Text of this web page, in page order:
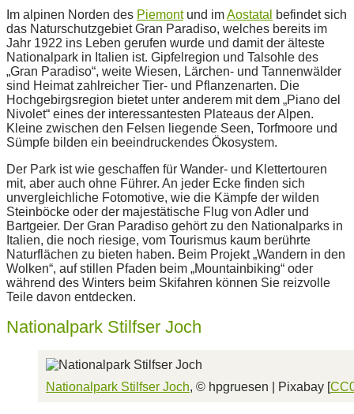
Im alpinen Norden des Piemontund imAostatal
befindet sich
das Naturschutzgebiet Gran Paradiso, welches bereits im
Jahr 1922 ins Leben gerufen wurde und damit der älteste
Nationalpark in Italien ist. Gipfelregion und Talsohle des
„Gran Paradiso“, weite Wiesen, Lärchen- und Tannenwälder
sind Heimat zahlreicher Tier- und Pflanzenarten. Die
Hochgebirgsregion bietet unter anderem mit dem „Piano del
Nivolet“ eines der interessantesten Plateaus der Alpen.
Kleine zwischen den Felsen liegende Seen, Torfmoore und
Sümpfe bilden ein beeindruckendes Ökosystem.
Der Park ist wie geschaffen für Wander- und Klettertouren
mit, aber auch ohne Führer. An jeder Ecke finden sich
unvergleichliche Fotomotive, wie die Kämpfe der wilden
Steinböcke oder der majestätische Flug von Adler und
Bartgeier. Der Gran Paradiso gehört zu den Nationalparks in
Italien, die noch riesige, vom Tourismus kaum berührte
Naturflächen zu bieten haben. Beim Projekt „Wandern in den
Wolken“, auf stillen Pfaden beim „Mountainbiking“ oder
während des Winters beim Skifahren können Sie reizvolle
Teile davon entdecken.
Nationalpark Stilfser Joch
Nationalpark Stilfser Joch, © hpgruesen | Pixabay [